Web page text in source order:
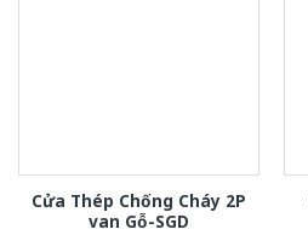
Cửa Thép Chống Cháy 2P
van Gỗ-SGD